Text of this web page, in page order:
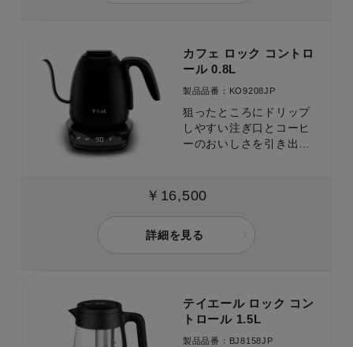
カフェ ロック コントロ
ール 0.8L
製品品番：KO9208JP
狙ったところにドリップ
しやすい注ぎ口とコーヒ
ーのおいしさを引き出す
淹れることができます。
￥16,500
詳細を見る
テイエール ロック コン
トロール 1.5L
製品品番：BJ8158JP